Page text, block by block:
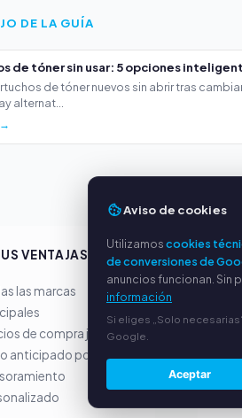
DE LA GUÍA
de tóner sin usar: 5 opciones
de tóner nuevos sin abrir tras
alternat...
VENTAJAS
las marcas
de compra justos
anticipado por PayPal
Aviso de cookies
Utilizamoscookies
de conversiones de
anuncios funcionan. Sin
información
Si eliges „Solo
Google.
Aceptar